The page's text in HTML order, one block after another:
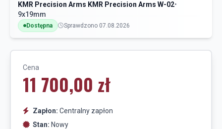
KMR Precision Arms KMR Precision Arms W-02•
9x19mm
Dostępna Sprawdzono 07.08.2026
Cena
11 700,00 zł
Zapłon: Centralny zapłon
Stan: Nowy